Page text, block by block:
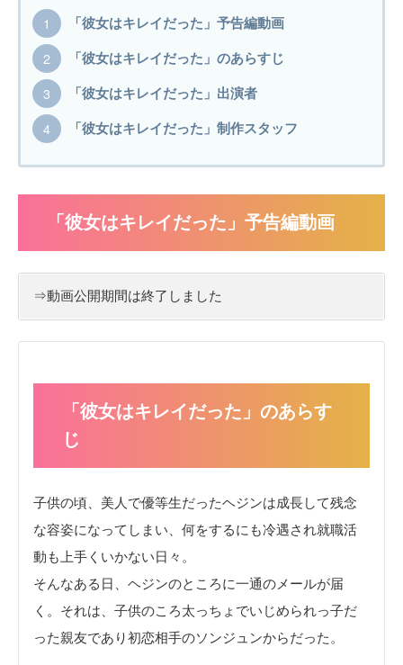
「彼女はキレイだった」予告編動画
「彼女はキレイだった」のあらすじ
「彼女はキレイだった」出演者
「彼女はキレイだった」制作スタッフ
「彼女はキレイだった」予告編動画
⇒動画公開期間は終了しました
「彼女はキレイだった」のあらす
じ
子供の頃、美人で優等生だったヘジンは成長して残念
な容姿になってしまい、何をするにも冷遇され就職活
動も上手くいかない日々。
そんなある日、ヘジンのところに一通のメールが届
く。それは、子供のころ太っちょでいじめられっ子だ
った親友であり初恋相手のソンジュンからだった。